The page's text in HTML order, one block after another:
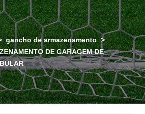
gancho de armazenamento >
DE GARAGEM DE